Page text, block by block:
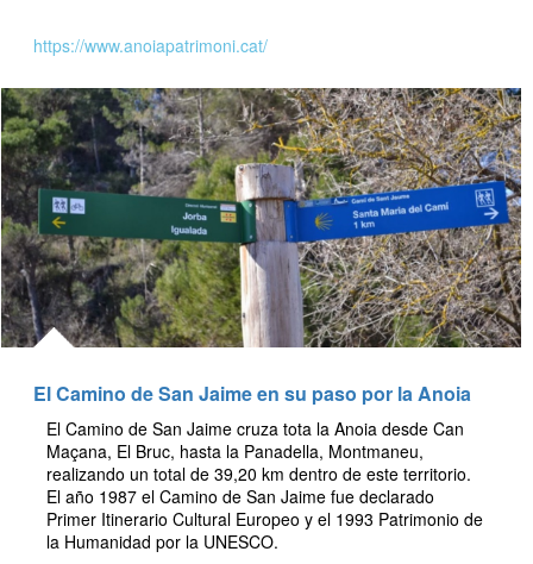
https://www.anoiapatrimoni.cat/
El Camino de San Jaime en su paso por la Anoia
El Camino de San Jaime cruza tota la Anoia desde Can
Maçana, El Bruc, hasta la Panadella, Montmaneu,
realizando un total de 39,20 km dentro de este territorio.
El año 1987 el Camino de San Jaime fue declarado
Primer Itinerario Cultural Europeo y el 1993 Patrimonio de
la Humanidad por la UNESCO.